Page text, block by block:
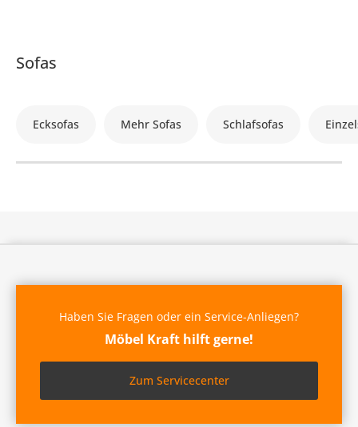
Sofas
Ecksofas Mehr Sofas Schlafsofas
Haben Sie Fragen oder ein Service-Anliegen?
Möbel Kraft hilft gerne!
Zum Servicecenter